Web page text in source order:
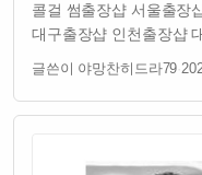
콜걸 썸출장샵 서울출장
대구출장샵 인천출장샵
서귀포출장샵 수원출장
부천출장샵 안산출장샵
김포출장샵 군포출장샵
글쓴이 야망찬히드라79·